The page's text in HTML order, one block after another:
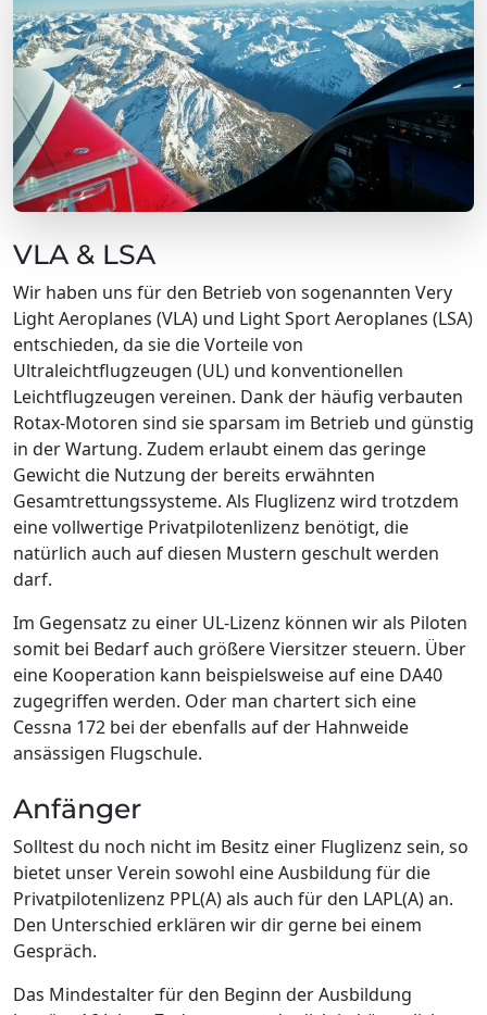
VLA & LSA
Wir haben uns für den Betrieb von sogenannten Very
Light Aeroplanes (VLA) und Light Sport Aeroplanes (LSA)
entschieden, da sie die Vorteile von
Ultraleichtflugzeugen (UL) und konventionellen
Leichtflugzeugen vereinen. Dank der häufig verbauten
Rotax-Motoren sind sie sparsam im Betrieb und günstig
in der Wartung. Zudem erlaubt einem das geringe
Gewicht die Nutzung der bereits erwähnten
Gesamtrettungssysteme. Als Fluglizenz wird trotzdem
eine vollwertige Privatpilotenlizenz benötigt, die
natürlich auch auf diesen Mustern geschult werden
darf.
Im Gegensatz zu einer UL-Lizenz können wir als Piloten
somit bei Bedarf auch größere Viersitzer steuern. Über
eine Kooperation kann beispielsweise auf eine DA40
zugegriffen werden. Oder man chartert sich eine
Cessna 172 bei der ebenfalls auf der Hahnweide
ansässigen Flugschule.
Anfänger
Solltest du noch nicht im Besitz einer Fluglizenz sein, so
bietet unser Verein sowohl eine Ausbildung für die
Privatpilotenlizenz PPL(A) als auch für den LAPL(A) an.
Den Unterschied erklären wir dir gerne bei einem
Gespräch.
Das Mindestalter für den Beginn der Ausbildung